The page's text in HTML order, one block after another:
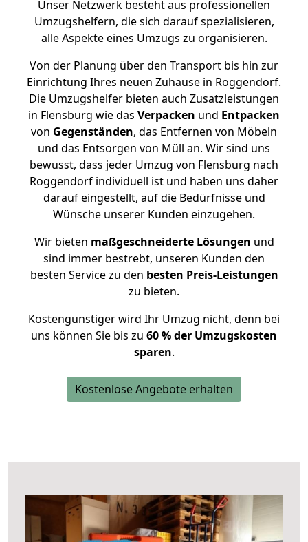
Unser Netzwerk besteht aus professionellen
Umzugshelfern, die sich darauf spezialisieren,
alle Aspekte eines Umzugs zu organisieren.
Von der Planung über den Transport bis hin zur
Einrichtung Ihres neuen Zuhause in Roggendorf.
Die Umzugshelfer bieten auch Zusatzleistungen
in Flensburg wie das Verpacken und Entpacken
von Gegenständen, das Entfernen von Möbeln
und das Entsorgen von Müll an. Wir sind uns
bewusst, dass jeder Umzug von Flensburg nach
Roggendorf individuell ist und haben uns daher
darauf eingestellt, auf die Bedürfnisse und
Wünsche unserer Kunden einzugehen.
Wir bieten maßgeschneiderte Lösungen und
sind immer bestrebt, unseren Kunden den
besten Service zu den besten Preis-Leistungen
zu bieten.
Kostengünstiger wird Ihr Umzug nicht, denn bei
uns können Sie bis zu 60 % der Umzugskosten
sparen.
Kostenlose Angebote erhalten